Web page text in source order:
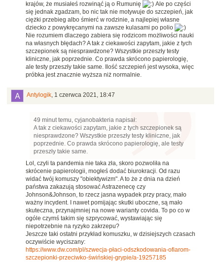
krajów, że musiałeś rozwinąć ją o Rumunię
Ale po części
się jednak zgadzam, bo nic tak nie motywuje do szczepień, jak
ciężki przebieg albo śmierć w rodzinie, a najlepiej własne
dziecko z powykręcanymi na zawsze kulasami po polio
Nie rozumiem dlaczego zabiera się rodzicom możliwości nauki
na własnych błędach? A tak z ciekawości zapytam, jakie z tych
szczepionek są niesprawdzone? Wszystkie przeszły testy
kliniczne, jak poprzednie. Co prawda skrócono papierologię,
ale testy przeszły takie same. Ilość szczepień jest wysoka, więc
próbka jest znacznie wyższa niż normalnie.
Antylogik, 1 czerwca 2021, 18:47
49 minut temu, cyjanobakteria napisał:
A tak z ciekawości zapytam, jakie z tych szczepionek są
niesprawdzone? Wszystkie przeszły testy kliniczne, jak
poprzednie. Co prawda skrócono papierologię, ale testy
przeszły takie same.
Lol, czyli ta pandemia nie taka zła, skoro pozwoliła na
skrócenie papierologii, mogłeś dodać biurokracji. Od razu
widać twój komuszy "obiektywizm". A to że z dnia na dzień
państwa zakazują stosować Astrazenecę czy
Johnson&Johnson, to rzecz jasna wypadek przy pracy, mało
ważny incydent. I nawet pomijając skutki uboczne, są mało
skuteczna, przynajmniej na nowe warianty covida. To po co w
ogóle czymś takim się szprycować, wystawiając się
niepotrzebnie na ryzyko zakrzepu?
Jeszcze taki ostatni przykład komuszku, w dzisiejszych czasach
oczywiście wyciszany:
https://www.dw.com/pl/szwecja-płaci-odszkodowania-ofiarom-
szczepionki-przeciwko-świńskiej-grypie/a-19257185